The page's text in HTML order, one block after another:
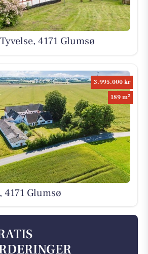
4171 Glumsø
3.995.000 kr
189 m2
4171 Glumsø